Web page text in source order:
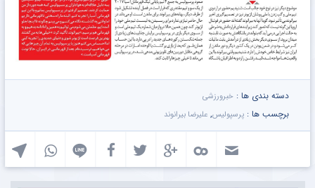
دسته بندی ها : خبرورزشی
برچسب ها : پرسپولیس, علیرضا بیرانوند